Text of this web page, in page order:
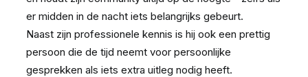
er midden in de nacht iets belangrijks gebeurt.
Naast zijn professionele kennis is hij ook een prettig
persoon die de tijd neemt voor persoonlijke
gesprekken als iets extra uitleg nodig heeft.